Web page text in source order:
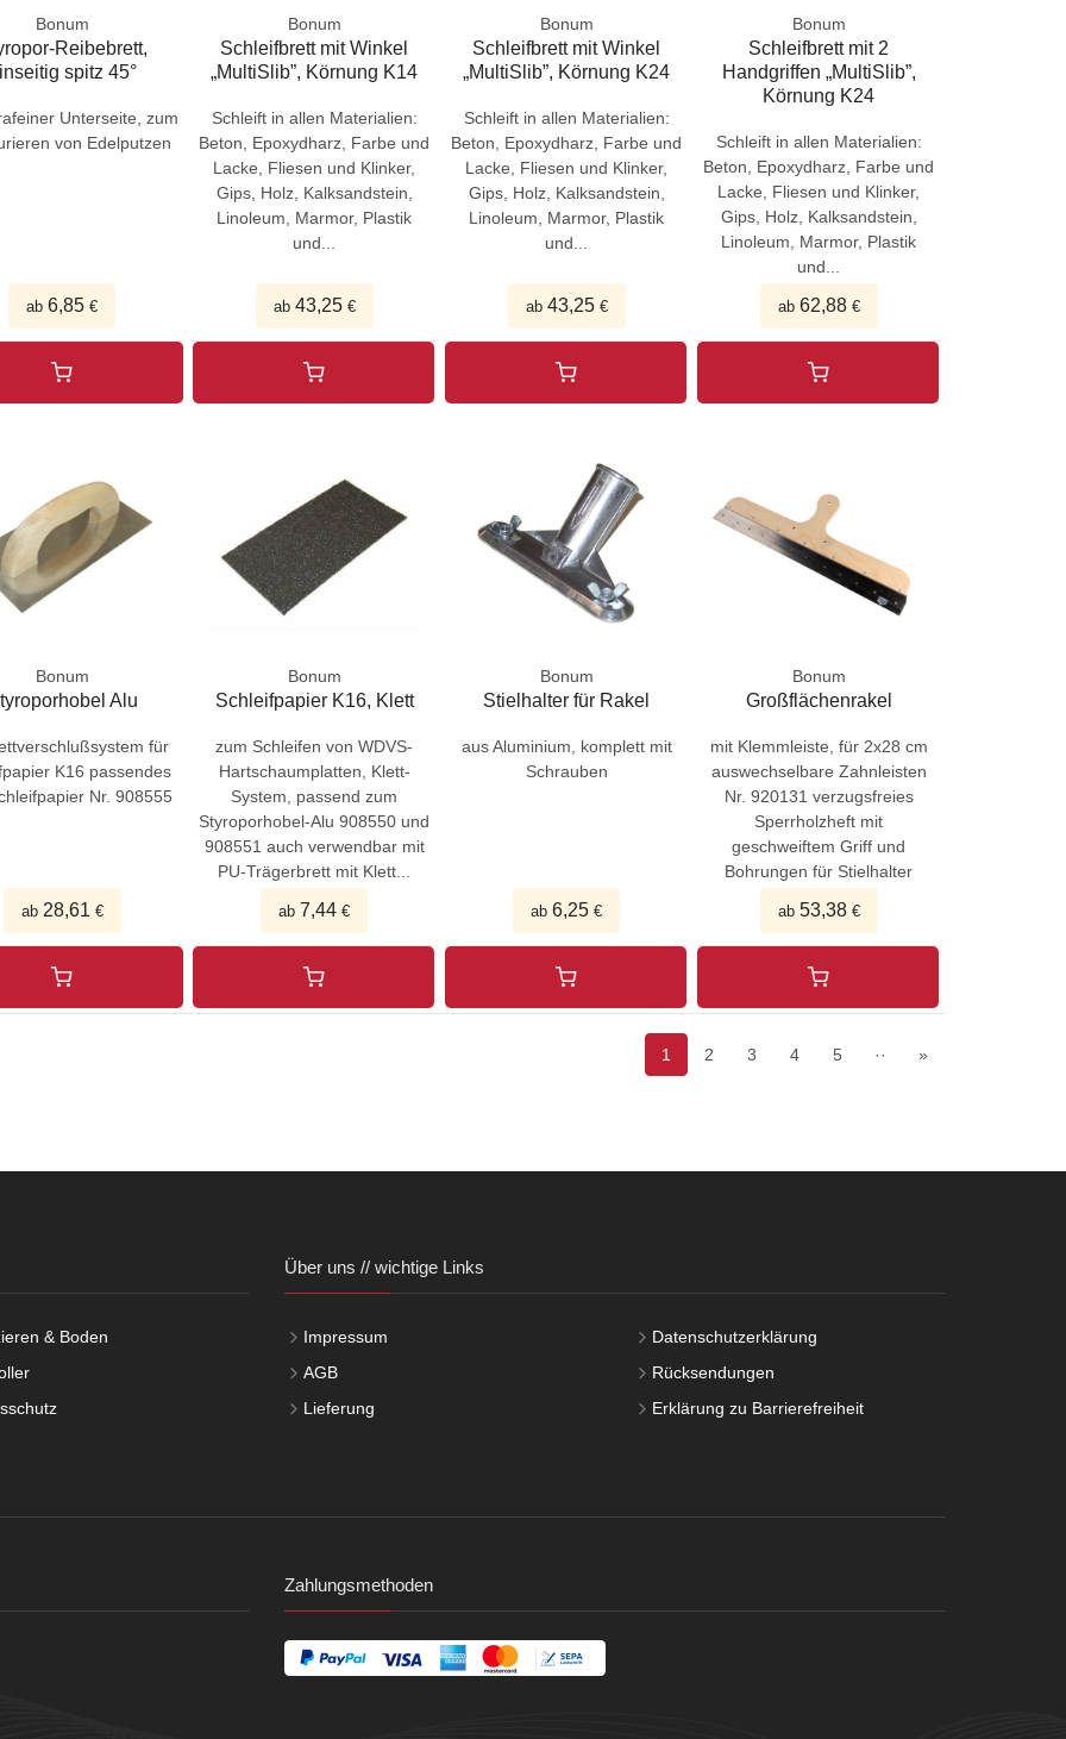
Bonum
Reibebrett,
spitz 45°
Unterseite, zum
von Edelputzen
ab6,85 €
Bonum
Schleifbrett mit Winkel
„MultiSlib”, Körnung K14
Schleift in allen Materialien:
Beton, Epoxydharz, Farbe und
Lacke, Fliesen und Klinker,
Gips, Holz, Kalksandstein,
Linoleum, Marmor, Plastik
und...
ab 43,25€
Bonum
Schleifbrett mit Winkel
„MultiSlib”, Körnung K24
Schleift in allen Materialien:
Beton, Epoxydharz, Farbe und
Lacke, Fliesen und Klinker,
Gips, Holz, Kalksandstein,
Linoleum, Marmor, Plastik
und...
ab 43,25€
Bonum
Schleifbrett mit 2
Handgriffen „MultiSlib”,
Körnung K24
Schleift in allen Materialien:
Beton, Epoxydharz, Farbe und
Lacke, Fliesen und Klinker,
Gips, Holz, Kalksandstein,
Linoleum, Marmor, Plastik
und...
ab 62,88€
Bonum
Alu
für
K16 passendes
Nr. 908555
ab 28,61€
Bonum
Schleifpapier K16, Klett
zum Schleifen von WDVS-
Hartschaumplatten, Klett-
System, passend zum
Styroporhobel-Alu 908550 und
908551 auch verwendbar mit
PU-Trägerbrett mit Klett...
ab 7,44 €
Bonum
Stielhalter für Rakel
aus Aluminium, komplett mit
Schrauben
ab6,25 €
Bonum
Großflächenrakel
mit Klemmleiste, für 2x28 cm
auswechselbare Zahnleisten
Nr. 920131 verzugsfreies
Sperrholzheft mit
geschweiftem Griff und
Bohrungen für Stielhalter
ab 53,38€
1 2 3 4 5 ·· »
& Boden
Über uns // wichtige Links
Impressum
AGB
Lieferung
Datenschutzerklärung
Rücksendungen
Erklärung zu Barrierefreiheit
Zahlungsmethoden